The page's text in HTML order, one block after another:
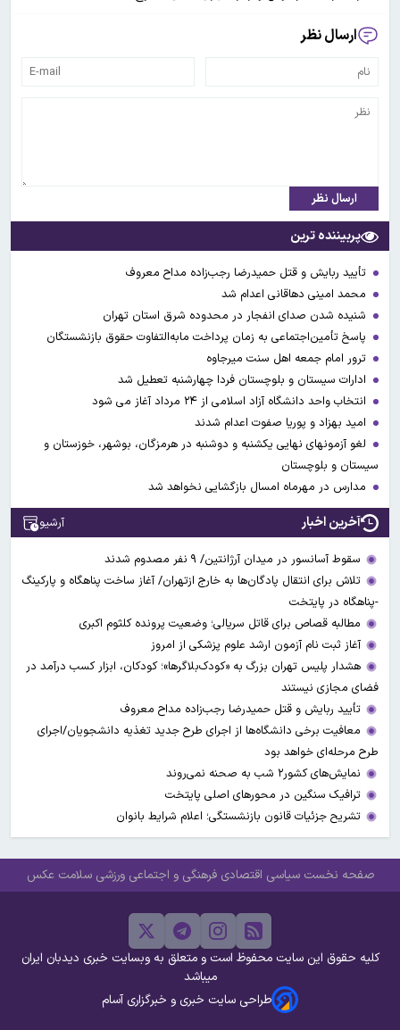
ارسال نظر
ارسال نظر
پربیننده ترین
تأیید ربایش و قتل حمیدرضا رجب‌زاده مداح معروف
محمد امینی دهاقانی اعدام شد
شنیده شدن صدای انفجار در محدوده شرق استان تهران
پاسخ تأمین‌اجتماعی به زمان پرداخت مابه‌التفاوت حقوق بازنشستگان
ترور امام جمعه اهل سنت میرجاوه
ادارات سیستان و بلوچستان فردا چهارشنبه تعطیل شد
انتخاب واحد دانشگاه آزاد اسلامی از ۲۴ مرداد آغاز می شود
امید بهزاد و پوریا صفوت اعدام شدند
لغو آزمونهای نهایی یکشنبه و دوشنبه در هرمزگان، بوشهر، خوزستان و
سیستان و بلوچستان
مدارس در مهرماه امسال بازگشایی نخواهد شد
آخرین اخبار آرشیو
سقوط آسانسور در میدان آرژانتین/ ۹ نفر مصدوم شدند
تلاش برای انتقال پادگان‌ها به خارج ازتهران/ آغاز ساخت پناهگاه و پارکینگ
-پناهگاه در پایتخت
مطالبه قصاص برای قاتل سریالی؛ وضعیت پرونده کلثوم اکبری
آغاز ثبت نام آزمون ارشد علوم پزشکی از امروز
هشدار پلیس تهران بزرگ به «کودک‌بلاگرها»؛ کودکان، ابزار کسب درآمد در
فضای مجازی نیستند
تأیید ربایش و قتل حمیدرضا رجب‌زاده مداح معروف
معافیت برخی دانشگاه‌ها از اجرای طرح جدید تغذیه دانشجویان/اجرای
طرح مرحله‌ای خواهد بود
نمایش‌های کشور٢ شب به صحنه نمی‌روند
ترافیک سنگین در محورهای اصلی پایتخت
تشریح جزئیات قانون بازنشستگی؛ اعلام شرایط بانوان
صفحه نخست سیاسی اقتصادی فرهنگی و اجتماعی ورزشی سلامت عکس
کلیه حقوق این سایت محفوظ است و متعلق به وبسایت خبری دیدبان ایران
میباشد
طراحی سایت خبری و خبرگزاری آسام